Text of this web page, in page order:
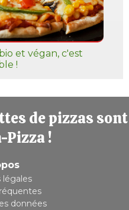
et végan, c'est
!
de pizzas sont
Pizza !
légales
données